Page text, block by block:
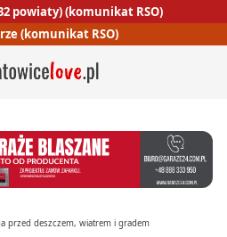
powiaty) (komunikat RSO)
(komunikat RSO)
przed deszczem, wiatrem i gradem